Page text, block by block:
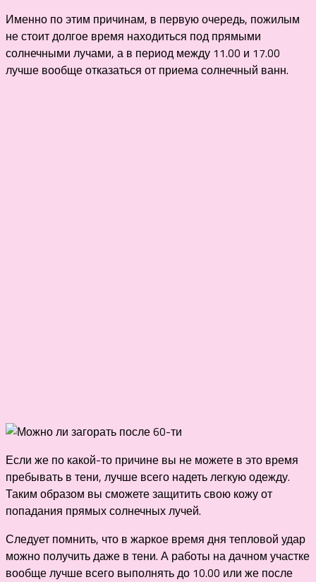
Именно по этим причинам, в первую очередь, пожилым
не стоит долгое время находиться под прямыми
солнечными лучами, а в период между 11.00 и 17.00
лучше вообще отказаться от приема солнечный ванн.
Если же по какой-то причине вы не можете в это время
пребывать в тени, лучше всего надеть легкую одежду.
Таким образом вы сможете защитить свою кожу от
попадания прямых солнечных лучей.
Следует помнить, что в жаркое время дня тепловой удар
можно получить даже в тени. А работы на дачном участке
вообще лучше всего выполнять до 10.00 или же после